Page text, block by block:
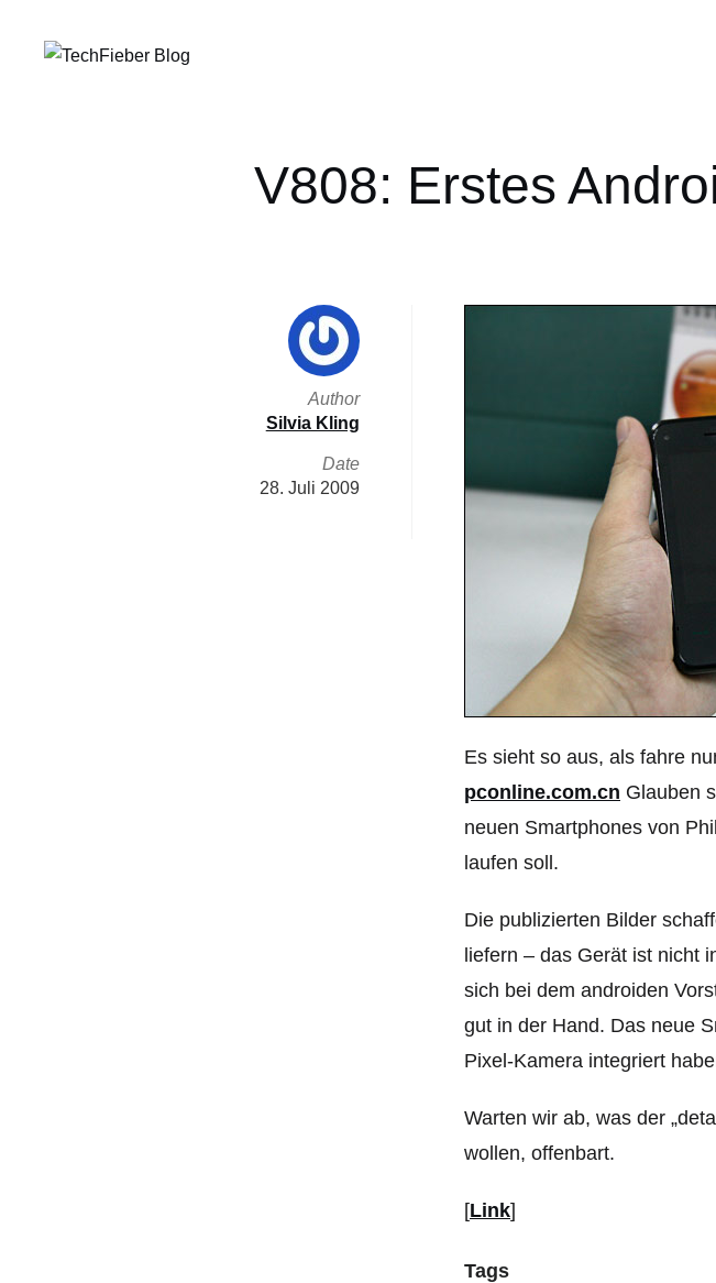
V808: Erstes
Es sieht so aus, als fahre
pconline.com.cn Glauben
neuen Smartphones von
laufen soll.
Die publizierten Bilder
liefern – das Gerät ist nicht
sich bei dem androiden
gut in der Hand. Das neue
Pixel-Kamera integriert
Warten wir ab, was der
wollen, offenbart.
[Link]
Tags
Author
Silvia Kling
Date
28. Juli 2009